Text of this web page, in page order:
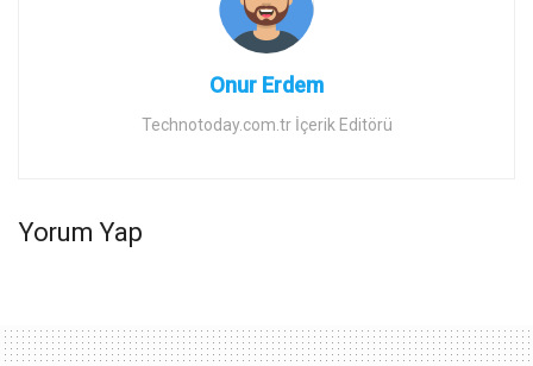
Onur Erdem
Technotoday.com.tr İçerik Editörü
Yorum Yap